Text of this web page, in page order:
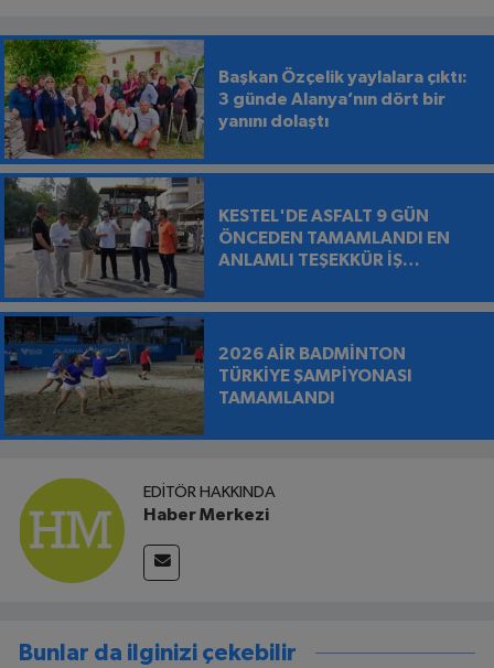
Başkan Özçelik yaylalara çıktı:
3 günde Alanya’nın dört bir
yanını dolaştı
KESTEL'DE ASFALT 9 GÜN
ÖNCEDEN TAMAMLANDI EN
ANLAMLI TEŞEKKÜR İŞ
BIRAKILDI
2026 AİR BADMİNTON
TÜRKİYE ŞAMPİYONASI
TAMAMLANDI
EDITÖR HAKKINDA
Haber Merkezi
Bunlar da ilginizi çekebilir